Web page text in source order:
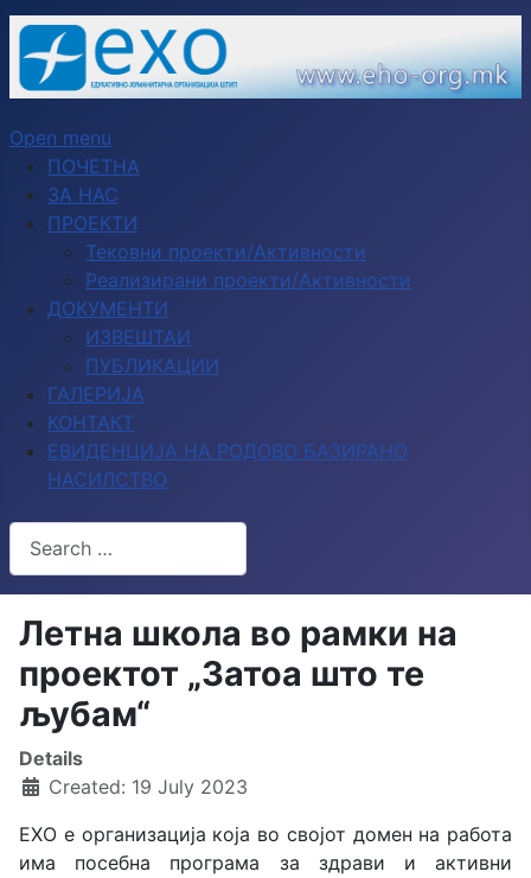
Open menu
ПОЧЕТНА
ЗА НАС
ПРОЕКТИ
Тековни проекти/Активности
Реализирани проекти/Активности
ДОКУМЕНТИ
ИЗВЕШТАИ
ПУБЛИКАЦИИ
ГАЛЕРИЈА
КОНТАКТ
ЕВИДЕНЦИЈА НА РОДОВО БАЗИРАНО
НАСИЛСТВО
Search
Type 2 or more characters for results.
Летна школа во рамки на
проектот „Затоа што те
љубам“
Details
Created: 19 July 2023
ЕХО е организација која во својот домен на работа
има посебна програма за здрави и активни